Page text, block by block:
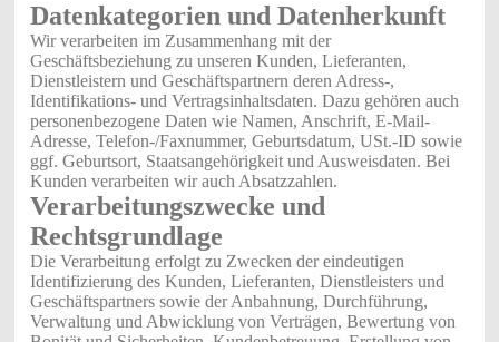
Datenkategorien und Datenherkunft
Wir verarbeiten im Zusammenhang mit der
Geschäftsbeziehung zu unseren Kunden, Lieferanten,
Dienstleistern und Geschäftspartnern deren Adress-,
Identifikations- und Vertragsinhaltsdaten. Dazu gehören auch
personenbezogene Daten wie Namen, Anschrift, E-Mail-
Adresse, Telefon-/Faxnummer, Geburtsdatum, USt.-ID sowie
ggf. Geburtsort, Staatsangehörigkeit und Ausweisdaten. Bei
Kunden verarbeiten wir auch Absatzzahlen.
Verarbeitungszwecke und
Rechtsgrundlage
Die Verarbeitung erfolgt zu Zwecken der eindeutigen
Identifizierung des Kunden, Lieferanten, Dienstleisters und
Geschäftspartners sowie der Anbahnung, Durchführung,
Verwaltung und Abwicklung von Verträgen, Bewertung von